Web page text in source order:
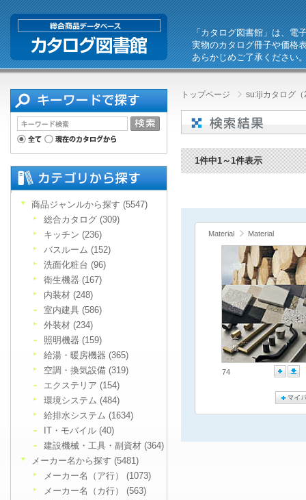
「カタログ図書館」は、電
実物のカタログ冊子や価格
あらかじめご了承ください
トップページ su:ijiカタログ
1件中1～1件表示
Material Material
74
商品ジャンルから探す (5547)
総合カタログ (309)
キッチン (236)
バスルーム (152)
洗面化粧台 (96)
衛生機器 (167)
内装材 (248)
室内建具 (586)
外装材 (234)
照明機器 (159)
給湯・暖房機器 (365)
空調・換気設備 (319)
エクステリア (154)
環境システム (484)
給排水システム (1634)
IT・モバイル (40)
建設機械・工具・副資材 (364)
メーカー名から探す (5481)
メーカー名（ア行） (1073)
メーカー名（カ行） (563)